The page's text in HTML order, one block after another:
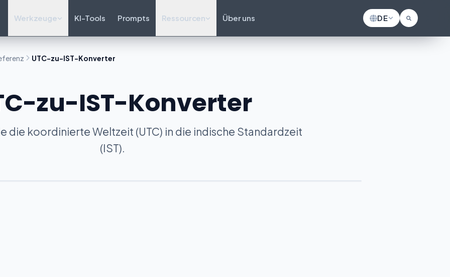
Werkzeuge KI-Tools Prompts Ressourcen Über uns DE
UTC-zu-IST-Konverter
zu-IST-Konverter
die koordinierte Weltzeit (UTC) in die indische Standardzeit
(IST).